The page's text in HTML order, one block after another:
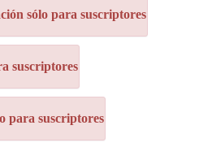
sólo para suscriptores
suscriptores
para suscriptores